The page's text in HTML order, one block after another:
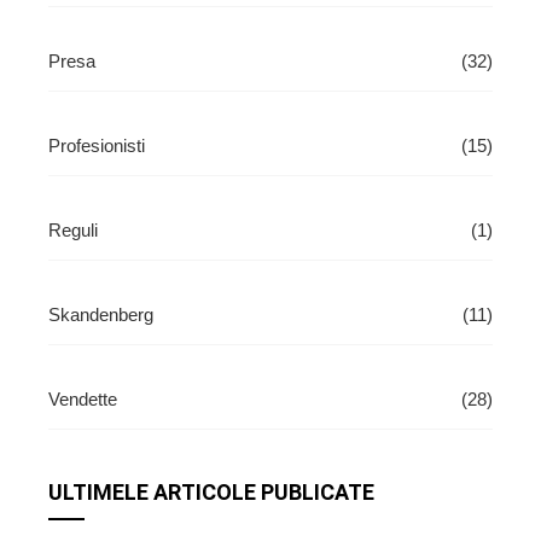
Presa (32)
Profesionisti (15)
Reguli (1)
Skandenberg (11)
Vendette (28)
ULTIMELE ARTICOLE PUBLICATE